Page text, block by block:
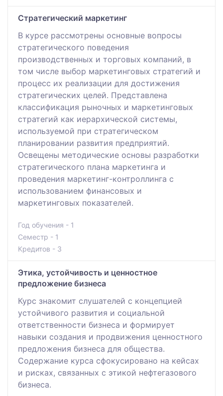
Стратегический маркетинг
В курсе рассмотрены основные вопросы
стратегического поведения
производственных и торговых компаний, в
том числе выбор маркетинговых стратегий и
процесс их реализации для достижения
стратегических целей. Представлена
классификация рыночных и маркетинговых
стратегий как иерархической системы,
используемой при стратегическом
планировании развития предприятий.
Освещены методические основы разработки
стратегического плана маркетинга и
проведения маркетинг-контроллинга с
использованием финансовых и
маркетинговых показателей.
Год обучения - 1
Семестр - 1
Кредитов - 3
Этика, устойчивость и ценностное
предложение бизнеса
Курс знакомит слушателей с концепцией
устойчивого развития и социальной
ответственности бизнеса и формирует
навыки создания и продвижения ценностного
предложения бизнеса для общества.
Содержание курса сфокусировано на кейсах
и рисках, связанных с этикой нефтегазового
бизнеса.